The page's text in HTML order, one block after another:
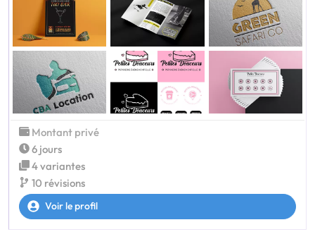
Montant privé
6 jours
4 variantes
10 révisions
Voir le profil